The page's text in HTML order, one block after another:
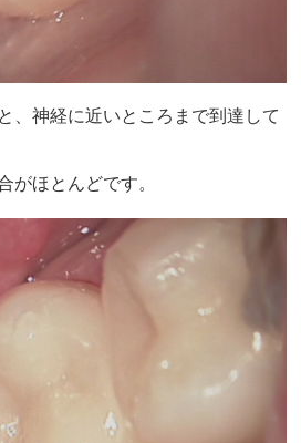
、神経に近いところまで到達して
がほとんどです。